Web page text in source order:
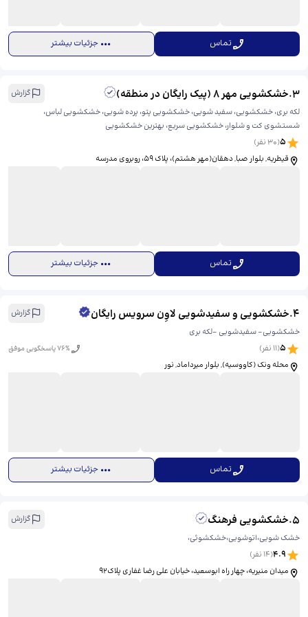
تماس جزئیات بیشتر
3
.خشکشویی مهر 8 (پیک رایگان در منطقه)
گزارش
لکه‌ بری، خشکشویی، سفید شویی، خشکشویی پتو، پرده شویی، خشکشویی لباس،
شستشوی کت و شلوار، خشکشویی سریع، بهترین خشکشویی
5
(
30نفر)
قیطریه, بلوار صبا, دهقان(مهر هشتم)، پلاک ۵۹، ​روبروی مدرسه
تماس جزئیات بیشتر
4
.خشکشویی و سفیدشویی لاوِن سرویس رایگان
گزارش
خشکشویی- سفیدشویی -لکه بری
5
(
11 نفر) 76% پاسخگویی موفق
محله ونک (کاووسيه), بلوار میرداماد, نور
تماس جزئیات بیشتر
5
.خشکشویی فرهنگ
گزارش
خشک شویی،اتوشویی،خشکشوئی،
4.9
(
14 نفر)
میدان منیریه، چهار راه ابوسعید، خیابان علی رضا غفاری پلاک‌۹۲